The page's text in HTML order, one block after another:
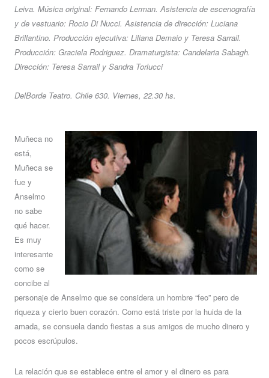
Leiva. Música original: Fernando Lerman. Asistencia de escenografía
y de vestuario: Rocio Di Nucci. Asistencia de dirección: Luciana
Brillantino. Producción ejecutiva: Liliana Demaio y Teresa Sarrail.
Producción: Graciela Rodriguez. Dramaturgista: Candelaria Sabagh.
Dirección: Teresa Sarrail y Sandra Torlucci
DelBorde Teatro. Chile 630. Viernes, 22.30 hs.
Muñeca no
está,
Muñeca se
fue y
Anselmo
no sabe
qué hacer.
Es muy
interesante
como se
concibe al
personaje de Anselmo que se considera un hombre “feo” pero de
riqueza y cierto buen corazón. Como está triste por la huida de la
amada, se consuela dando fiestas a sus amigos de mucho dinero y
pocos escrúpulos.
La relación que se establece entre el amor y el dinero es para